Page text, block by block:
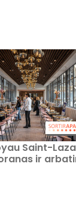
Saint-
ir